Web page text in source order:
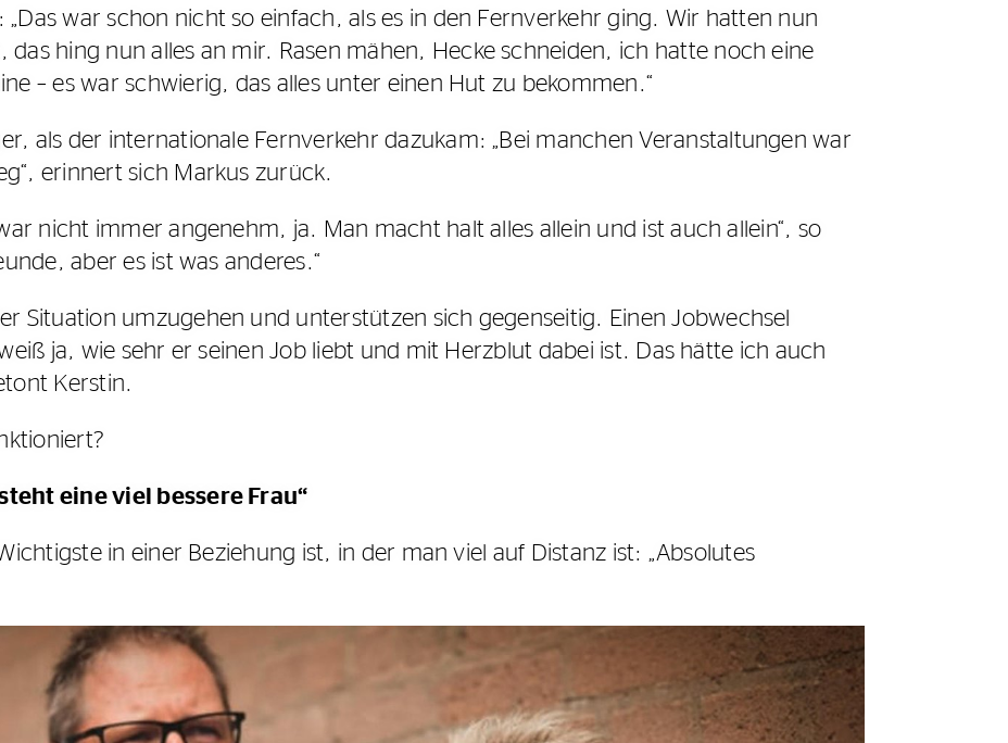
war schon nicht so einfach, als es in den Fernverkehr ging. Wir hatten nun
hing nun alles an mir. Rasen mähen, Hecke schneiden, ich hatte noch eine
– es war schwierig, das alles unter einen Hut zu bekommen.“
als der internationale Fernverkehr dazukam: „Bei manchen Veranstaltungen war
erinnert sich Markus zurück.
nicht immer angenehm, ja. Man macht halt alles allein und ist auch allein“, so
aber es ist was anderes.“
Situation umzugehen und unterstützen sich gegenseitig. Einen Jobwechsel
ja, wie sehr er seinen Job liebt und mit Herzblut dabei ist. Das hätte ich auch
Kerstin.
eine viel bessere Frau“
in einer Beziehung ist, in der man viel auf Distanz ist: „Absolutes